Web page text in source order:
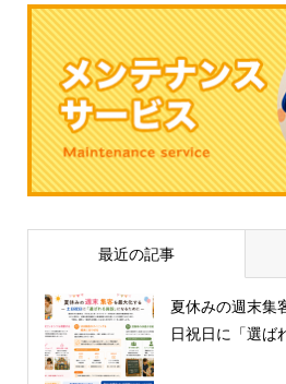
最近の記事
夏休みの週末
日祝日に「選ば